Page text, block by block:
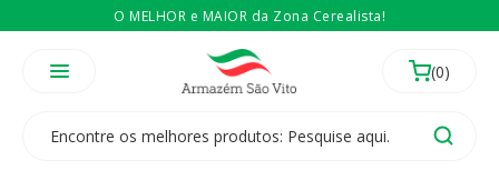
O MELHOR e MAIOR da Zona Cerealista!
Temos 3 lojas físicas na Zona Cerealista de São Paulo!
É revendedor? EntãoCompre no atacado